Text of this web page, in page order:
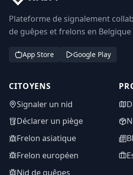
Plateforme de signalement
de guêpes et frelons en Belgique
App Store Google Play
CITOYENS
Signaler un nid
Déclarer un piège
Frelon asiatique
Frelon européen
Nid de guêpes